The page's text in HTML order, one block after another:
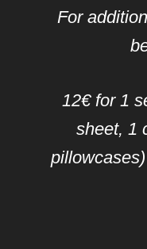
For
12€ for 1
sheet, 1